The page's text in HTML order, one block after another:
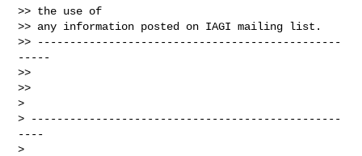
>> the use of
>> any information posted on IAGI mailing list.
>> -----------------------------------------------
-----
>>
>>
>
> ------------------------------------------------
----
>